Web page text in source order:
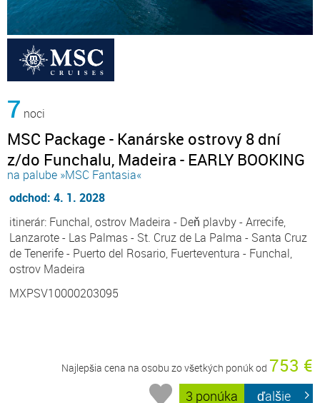
7 noci
MSC Package - Kanárske ostrovy 8 dní
z/do Funchalu, Madeira - EARLY BOOKING
na palube »MSC Fantasia«
odchod: 4. 1. 2028
itinerár: Funchal, ostrov Madeira - Deň plavby - Arrecife,
Lanzarote - Las Palmas - St. Cruz de La Palma - Santa Cruz
de Tenerife - Puerto del Rosario, Fuerteventura - Funchal,
ostrov Madeira
MXPSV10000203095
Najlepšia cena na osobu zo všetkých ponúk od 753 €
3 ponúka ďalšie